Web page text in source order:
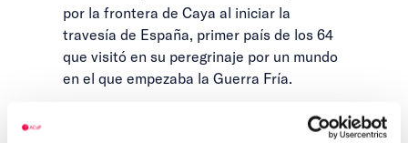
por la frontera de Caya al iniciar la
travesía de España, primer país de los 64
que visitó en su peregrinaje por un mundo
en el que empezaba la Guerra Fría.
En la trayectoria personal y profesional de
Antonio Soriano Díaz fue determinante su